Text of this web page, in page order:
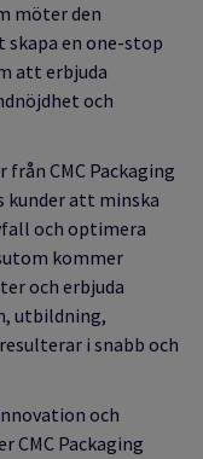
möter den
skapa en one-stop
att erbjuda
och
CMC Packaging
att minska
och optimera
kommer
och erbjuda
utbildning,
i snabb och
och
CMC Packaging